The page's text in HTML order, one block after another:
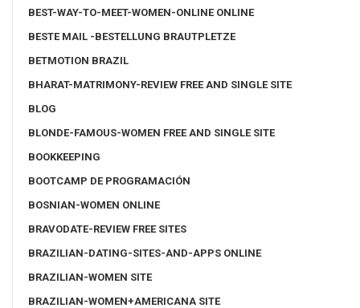
BEST-WAY-TO-MEET-WOMEN-ONLINE ONLINE
BESTE MAIL -BESTELLUNG BRAUTPLETZE
BETMOTION BRAZIL
BHARAT-MATRIMONY-REVIEW FREE AND SINGLE SITE
BLOG
BLONDE-FAMOUS-WOMEN FREE AND SINGLE SITE
BOOKKEEPING
BOOTCAMP DE PROGRAMACIÓN
BOSNIAN-WOMEN ONLINE
BRAVODATE-REVIEW FREE SITES
BRAZILIAN-DATING-SITES-AND-APPS ONLINE
BRAZILIAN-WOMEN SITE
BRAZILIAN-WOMEN+AMERICANA SITE